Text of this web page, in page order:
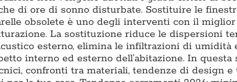
di ore di sonno disturbate. Sostituire le
obsolete è uno degli interventi con il
La sostituzione riduce le dispersioni
esterno, elimina le infiltrazioni di
interno ed esterno dell’abitazione. In
confronti tra materiali, tendenze di design